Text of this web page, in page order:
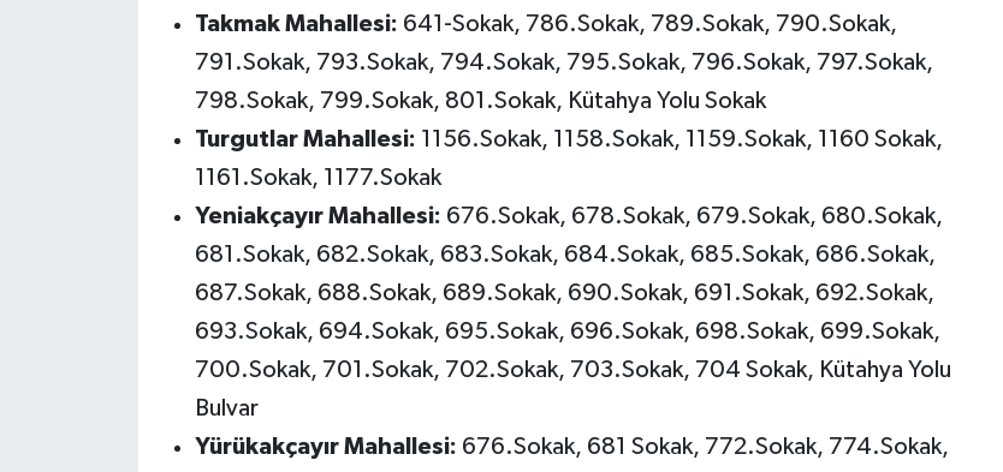
Takmak Mahallesi: 641-Sokak, 786.Sokak, 789.Sokak, 790.Sokak,
791.Sokak, 793.Sokak, 794.Sokak, 795.Sokak, 796.Sokak, 797.Sokak,
798.Sokak, 799.Sokak, 801.Sokak, Kütahya Yolu Sokak
Turgutlar Mahallesi: 1156.Sokak, 1158.Sokak, 1159.Sokak, 1160 Sokak,
1161.Sokak, 1177.Sokak
Yeniakçayır Mahallesi: 676.Sokak, 678.Sokak, 679.Sokak, 680.Sokak,
681.Sokak, 682.Sokak, 683.Sokak, 684.Sokak, 685.Sokak, 686.Sokak,
687.Sokak, 688.Sokak, 689.Sokak, 690.Sokak, 691.Sokak, 692.Sokak,
693.Sokak, 694.Sokak, 695.Sokak, 696.Sokak, 698.Sokak, 699.Sokak,
700.Sokak, 701.Sokak, 702.Sokak, 703.Sokak, 704 Sokak, Kütahya Yolu
Bulvar
Yürükakçayır Mahallesi: 676.Sokak, 681 Sokak, 772.Sokak, 774.Sokak,